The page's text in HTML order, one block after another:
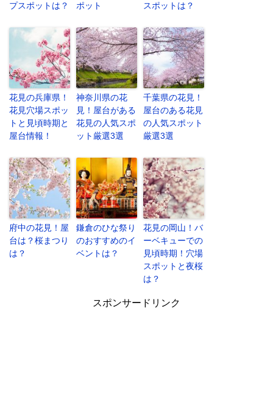
プスポットは？
ポット
スポットは？
花見の兵庫県！
花見穴場スポッ
トと見頃時期と
屋台情報！
神奈川県の花
見！屋台がある
花見の人気スポ
ット厳選3選
千葉県の花見！
屋台のある花見
の人気スポット
厳選3選
府中の花見！屋
台は？桜まつり
は？
鎌倉のひな祭り
のおすすめのイ
ベントは？
花見の岡山！バ
ーベキューでの
見頃時期！穴場
スポットと夜桜
は？
スポンサードリンク